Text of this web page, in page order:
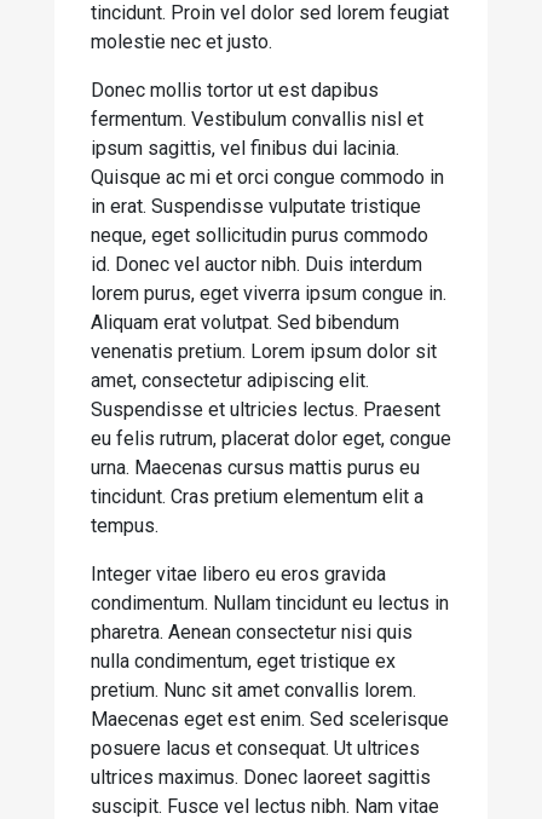
tincidunt. Proin vel dolor sed lorem feugiat
molestie nec et justo.
Donec mollis tortor ut est dapibus
fermentum. Vestibulum convallis nisl et
ipsum sagittis, vel finibus dui lacinia.
Quisque ac mi et orci congue commodo in
in erat. Suspendisse vulputate tristique
neque, eget sollicitudin purus commodo
id. Donec vel auctor nibh. Duis interdum
lorem purus, eget viverra ipsum congue in.
Aliquam erat volutpat. Sed bibendum
venenatis pretium. Lorem ipsum dolor sit
amet, consectetur adipiscing elit.
Suspendisse et ultricies lectus. Praesent
eu felis rutrum, placerat dolor eget, congue
urna. Maecenas cursus mattis purus eu
tincidunt. Cras pretium elementum elit a
tempus.
Integer vitae libero eu eros gravida
condimentum. Nullam tincidunt eu lectus in
pharetra. Aenean consectetur nisi quis
nulla condimentum, eget tristique ex
pretium. Nunc sit amet convallis lorem.
Maecenas eget est enim. Sed scelerisque
posuere lacus et consequat. Ut ultrices
ultrices maximus. Donec laoreet sagittis
suscipit. Fusce vel lectus nibh. Nam vitae